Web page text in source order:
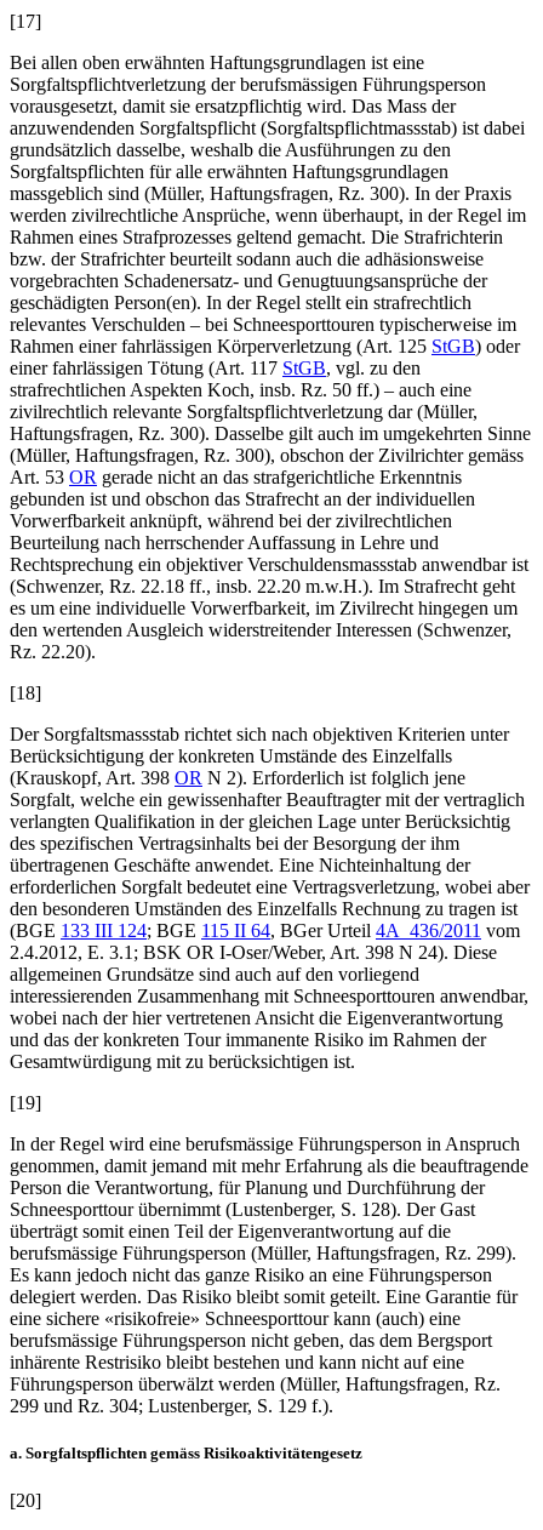
[17]
Bei allen oben erwähnten Haftungsgrundlagen ist eine
Sorgfaltspflichtverletzung der berufsmässigen Führungsperson
vorausgesetzt, damit sie ersatzpflichtig wird. Das Mass der
anzuwendenden Sorgfaltspflicht (Sorgfaltspflichtmassstab) ist dabei
grundsätzlich dasselbe, weshalb die Ausführungen zu den
Sorgfaltspflichten für alle erwähnten Haftungsgrundlagen
massgeblich sind (Müller, Haftungsfragen, Rz. 300). In der Praxis
werden zivilrechtliche Ansprüche, wenn überhaupt, in der Regel im
Rahmen eines Strafprozesses geltend gemacht. Die Strafrichterin
bzw. der Strafrichter beurteilt sodann auch die adhäsionsweise
vorgebrachten Schadenersatz- und Genugtuungsansprüche der
geschädigten Person(en). In der Regel stellt ein strafrechtlich
relevantes Verschulden – bei Schneesporttouren typischerweise im
Rahmen einer fahrlässigen Körperverletzung (Art. 125 StGB) oder
einer fahrlässigen Tötung (Art. 117 StGB, vgl. zu den
strafrechtlichen Aspekten Koch, insb. Rz. 50 ff.) – auch eine
zivilrechtlich relevante Sorgfaltspflichtverletzung dar (Müller,
Haftungsfragen, Rz. 300). Dasselbe gilt auch im umgekehrten Sinne
(Müller, Haftungsfragen, Rz. 300), obschon der Zivilrichter gemäss
Art. 53 OR gerade nicht an das strafgerichtliche Erkenntnis
gebunden ist und obschon das Strafrecht an der individuellen
Vorwerfbarkeit anknüpft, während bei der zivilrechtlichen
Beurteilung nach herrschender Auffassung in Lehre und
Rechtsprechung ein objektiver Verschuldensmassstab anwendbar ist
(Schwenzer, Rz. 22.18 ff., insb. 22.20 m.w.H.). Im Strafrecht geht
es um eine individuelle Vorwerfbarkeit, im Zivilrecht hingegen um
den wertenden Ausgleich widerstreitender Interessen (Schwenzer,
Rz. 22.20).
[18]
Der Sorgfaltsmassstab richtet sich nach objektiven Kriterien unter
Berücksichtigung der konkreten Umstände des Einzelfalls
(Krauskopf, Art. 398 OR N 2). Erforderlich ist folglich jene
Sorgfalt, welche ein gewissenhafter Beauftragter mit der vertraglich
verlangten Qualifikation in der gleichen Lage unter Berücksichtig
des spezifischen Vertragsinhalts bei der Besorgung der ihm
übertragenen Geschäfte anwendet. Eine Nichteinhaltung der
erforderlichen Sorgfalt bedeutet eine Vertragsverletzung, wobei aber
den besonderen Umständen des Einzelfalls Rechnung zu tragen ist
(BGE 133 III 124; BGE 115 II 64, BGer Urteil 4A_436/2011 vom
2.4.2012, E. 3.1; BSK OR I-Oser/Weber, Art. 398 N 24). Diese
allgemeinen Grundsätze sind auch auf den vorliegend
interessierenden Zusammenhang mit Schneesporttouren anwendbar,
wobei nach der hier vertretenen Ansicht die Eigenverantwortung
und das der konkreten Tour immanente Risiko im Rahmen der
Gesamtwürdigung mit zu berücksichtigen ist.
[19]
In der Regel wird eine berufsmässige Führungsperson in Anspruch
genommen, damit jemand mit mehr Erfahrung als die beauftragende
Person die Verantwortung, für Planung und Durchführung der
Schneesporttour übernimmt (Lustenberger, S. 128). Der Gast
überträgt somit einen Teil der Eigenverantwortung auf die
berufsmässige Führungsperson (Müller, Haftungsfragen, Rz. 299).
Es kann jedoch nicht das ganze Risiko an eine Führungsperson
delegiert werden. Das Risiko bleibt somit geteilt. Eine Garantie für
eine sichere «risikofreie» Schneesporttour kann (auch) eine
berufsmässige Führungsperson nicht geben, das dem Bergsport
inhärente Restrisiko bleibt bestehen und kann nicht auf eine
Führungsperson überwälzt werden (Müller, Haftungsfragen, Rz.
299 und Rz. 304; Lustenberger, S. 129 f.).
a. Sorgfaltspflichten gemäss Risikoaktivitätengesetz
[20]